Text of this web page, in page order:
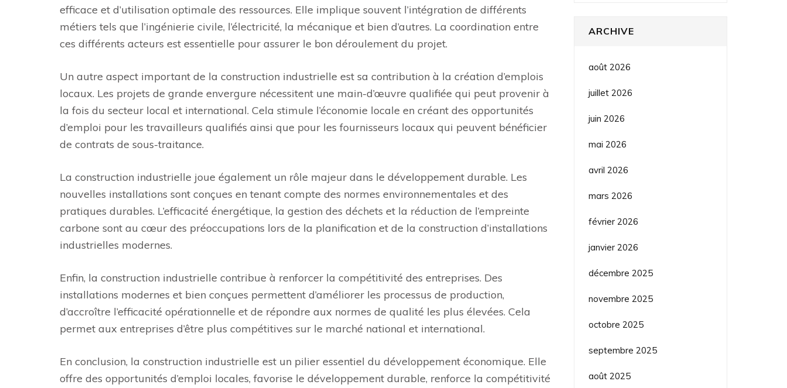
efficace et d’utilisation optimale des ressources. Elle implique souvent l’intégration de différents
métiers tels que l’ingénierie civile, l’électricité, la mécanique et bien d’autres. La coordination entre
ces différents acteurs est essentielle pour assurer le bon déroulement du projet.
Un autre aspect important de la construction industrielle est sa contribution à la création d’emplois
locaux. Les projets de grande envergure nécessitent une main-d’œuvre qualifiée qui peut provenir à
la fois du secteur local et international. Cela stimule l’économie locale en créant des opportunités
d’emploi pour les travailleurs qualifiés ainsi que pour les fournisseurs locaux qui peuvent bénéficier
de contrats de sous-traitance.
La construction industrielle joue également un rôle majeur dans le développement durable. Les
nouvelles installations sont conçues en tenant compte des normes environnementales et des
pratiques durables. L’efficacité énergétique, la gestion des déchets et la réduction de l’empreinte
carbone sont au cœur des préoccupations lors de la planification et de la construction d’installations
industrielles modernes.
Enfin, la construction industrielle contribue à renforcer la compétitivité des entreprises. Des
installations modernes et bien conçues permettent d’améliorer les processus de production,
d’accroître l’efficacité opérationnelle et de répondre aux normes de qualité les plus élevées. Cela
permet aux entreprises d’être plus compétitives sur le marché national et international.
En conclusion, la construction industrielle est un pilier essentiel du développement économique. Elle
offre des opportunités d’emploi locales, favorise le développement durable, renforce la compétitivité
ARCHIVE
août 2026
juillet 2026
juin 2026
mai 2026
avril 2026
mars 2026
février 2026
janvier 2026
décembre 2025
novembre 2025
octobre 2025
septembre 2025
août 2025